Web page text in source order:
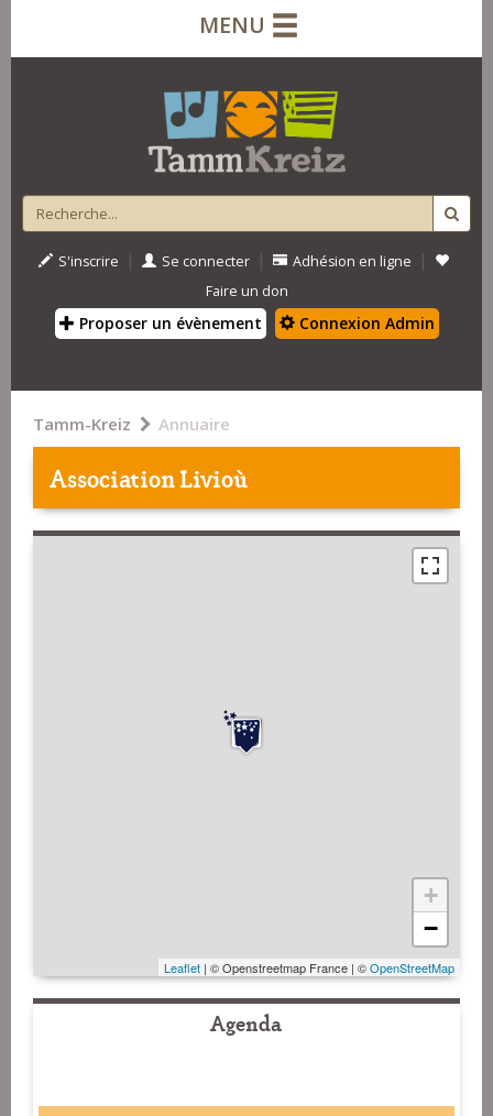
MENU
S'inscrire | Se connecter | Adhésion en ligne |
Faire un don
Proposer un évènement Connexion Admin
Tamm-Kreiz Annuaire
Association Livioù
+
−
Leaflet | © Openstreetmap France | ©OpenStreetMap
Agenda